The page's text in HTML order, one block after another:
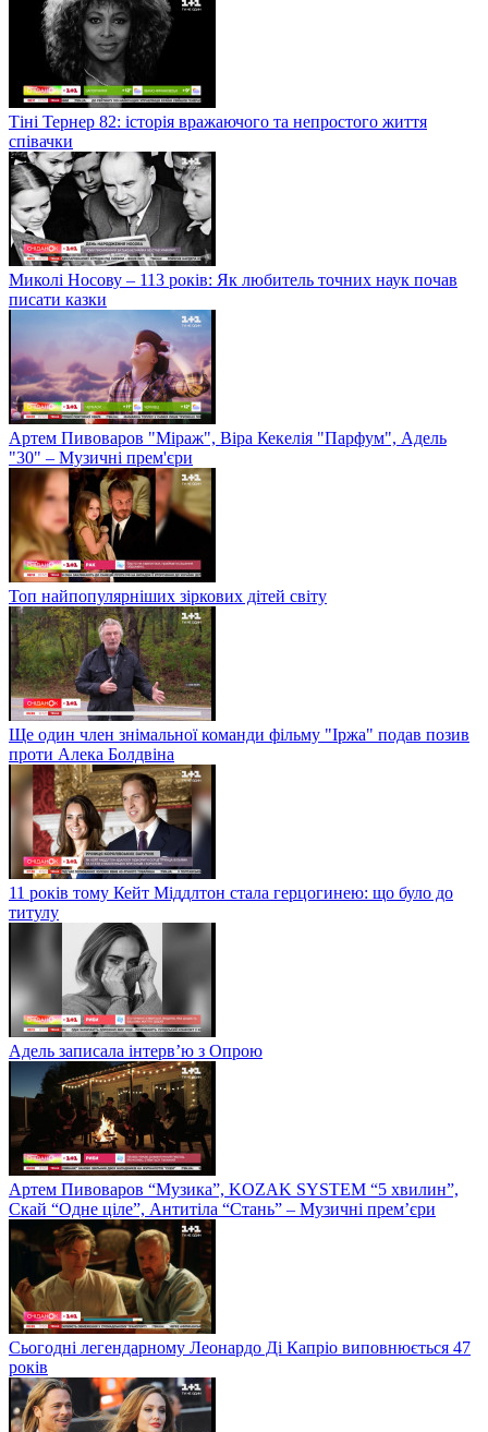
Тіні Тернер 82: історія вражаючого та непростого життя
співачки
Миколі Носову – 113 років: Як любитель точних наук почав
писати казки
Артем Пивоваров "Міраж", Віра Кекелія "Парфум", Адель
"30" – Музичні прем'єри
Топ найпопулярніших зіркових дітей світу
Ще один член знімальної команди фільму "Іржа" подав позив
проти Алека Болдвіна
11 років тому Кейт Міддлтон стала герцогинею: що було до
титулу
Адель записала інтерв’ю з Опрою
Артем Пивоваров “Музика”, KOZAK SYSTEM “5 хвилин”,
Скай “Одне ціле”, Антитіла “Стань” – Музичні прем’єри
Сьогодні легендарному Леонардо Ді Капріо виповнюється 47
років